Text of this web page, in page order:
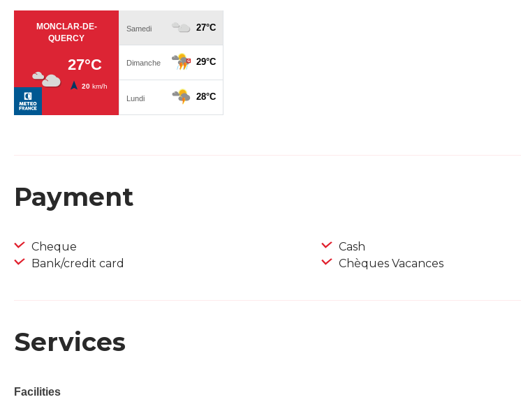
Payment
Cheque
Bank/credit card
Cash
Chèques Vacances
Services
Facilities